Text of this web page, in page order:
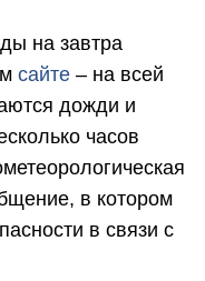
на завтра
сайте – на всей
дожди и
часов
в котором
в связи с